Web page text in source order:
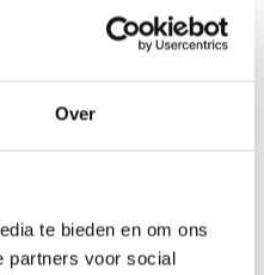
Over
te bieden en om ons
partners voor social